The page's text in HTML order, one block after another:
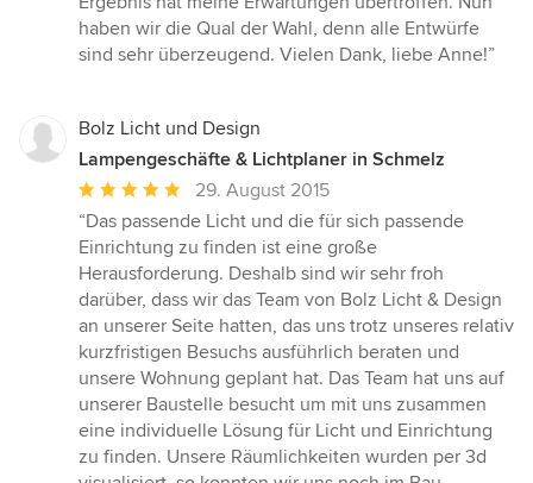
haben wir die Qual der Wahl, denn alle Entwürfe
sind sehr überzeugend. Vielen Dank, liebe Anne!”
Bolz Licht und Design
Lampengeschäfte & Lichtplaner in Schmelz
Durchschnittliche
Bewertung:
5
von
5
Sternen
29. August 2015
“Das passende Licht und die für sich passende
Einrichtung zu finden ist eine große
Herausforderung. Deshalb sind wir sehr froh
darüber, dass wir das Team von Bolz Licht & Design
an unserer Seite hatten, das uns trotz unseres relativ
kurzfristigen Besuchs ausführlich beraten und
unsere Wohnung geplant hat. Das Team hat uns auf
unserer Baustelle besucht um mit uns zusammen
eine individuelle Lösung für Licht und Einrichtung
zu finden. Unsere Räumlichkeiten wurden per 3d